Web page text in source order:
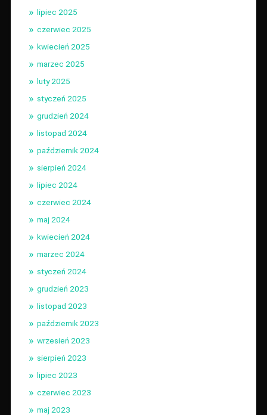
lipiec 2025
czerwiec 2025
kwiecień 2025
marzec 2025
luty 2025
styczeń 2025
grudzień 2024
listopad 2024
październik 2024
sierpień 2024
lipiec 2024
czerwiec 2024
maj 2024
kwiecień 2024
marzec 2024
styczeń 2024
grudzień 2023
listopad 2023
październik 2023
wrzesień 2023
sierpień 2023
lipiec 2023
czerwiec 2023
maj 2023